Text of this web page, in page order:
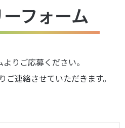
フォーム
りご応募ください。
ご連絡させていただきます。